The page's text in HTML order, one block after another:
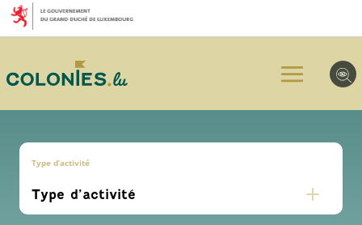
Aller
au
menu
Aller
au
contenu
Aller
au
pied
page
Type d’activité